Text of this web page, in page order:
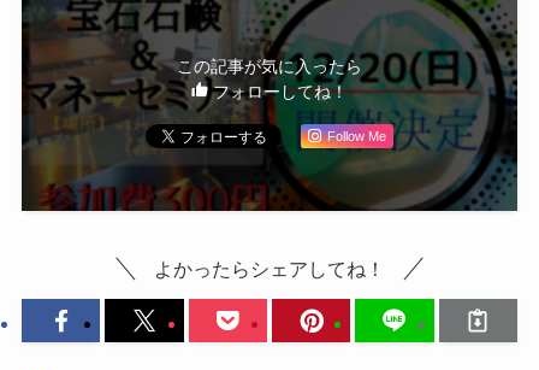
この記事が気に入ったら
フォローしてね！
Follow Me
よかったらシェアしてね！